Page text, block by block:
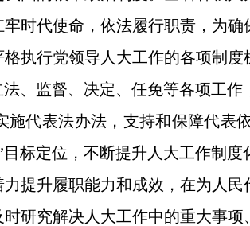
时代使命，依法履行职责，为
执行党领导人大工作的各项制
、监督、决定、任免等各项工
施代表法办法，支持和保障代
标定位，不断提升人大工作制
提升履职能力和成效，在为人
研究解决人大工作中的重大事